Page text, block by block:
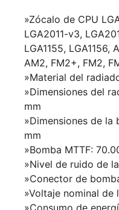
»Zócalo de CPU
LGA2011-v3,
LGA1155,
AM2, FM2+, FM2,
»Material del
»Dimensiones del
mm
»Dimensiones de la
mm
»Bomba MTTF:
»Nivel de ruido de
»Conector de
»Voltaje nominal de